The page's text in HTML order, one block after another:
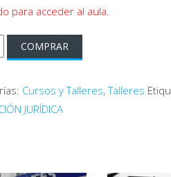
para acceder al aula.
COMPRAR
Cursos y Talleres,Talleres
JURÍDICA